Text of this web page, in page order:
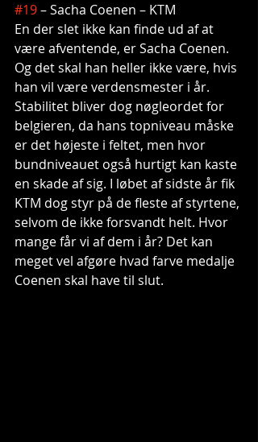
#19 – Sacha Coenen – KTM
En der slet ikke kan finde ud af at
være afventende, er Sacha Coenen.
Og det skal han heller ikke være, hvis
han vil være verdensmester i år.
Stabilitet bliver dog nøgleordet for
belgieren, da hans topniveau måske
er det højeste i feltet, men hvor
bundniveauet også hurtigt kan kaste
en skade af sig. I løbet af sidste år fik
KTM dog styr på de fleste af styrtene,
selvom de ikke forsvandt helt. Hvor
mange får vi af dem i år? Det kan
meget vel afgøre hvad farve medalje
Coenen skal have til slut.